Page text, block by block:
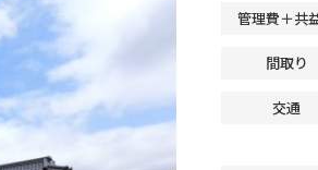
管理費＋共
間取り
交通